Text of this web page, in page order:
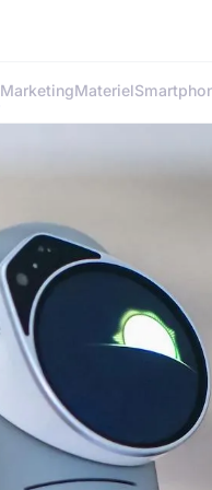
MarketingMateriel